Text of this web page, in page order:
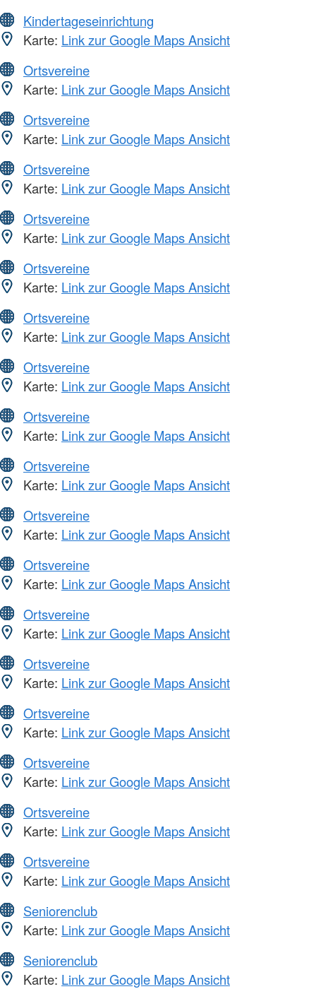
Kindertageseinrichtung
Karte: Link zur Google Maps Ansicht
Ortsvereine
Karte: Link zur Google Maps Ansicht
Ortsvereine
Karte: Link zur Google Maps Ansicht
Ortsvereine
Karte: Link zur Google Maps Ansicht
Ortsvereine
Karte: Link zur Google Maps Ansicht
Ortsvereine
Karte: Link zur Google Maps Ansicht
Ortsvereine
Karte: Link zur Google Maps Ansicht
Ortsvereine
Karte: Link zur Google Maps Ansicht
Ortsvereine
Karte: Link zur Google Maps Ansicht
Ortsvereine
Karte: Link zur Google Maps Ansicht
Ortsvereine
Karte: Link zur Google Maps Ansicht
Ortsvereine
Karte: Link zur Google Maps Ansicht
Ortsvereine
Karte: Link zur Google Maps Ansicht
Ortsvereine
Karte: Link zur Google Maps Ansicht
Ortsvereine
Karte: Link zur Google Maps Ansicht
Ortsvereine
Karte: Link zur Google Maps Ansicht
Ortsvereine
Karte: Link zur Google Maps Ansicht
Ortsvereine
Karte: Link zur Google Maps Ansicht
Seniorenclub
Karte: Link zur Google Maps Ansicht
Seniorenclub
Karte: Link zur Google Maps Ansicht